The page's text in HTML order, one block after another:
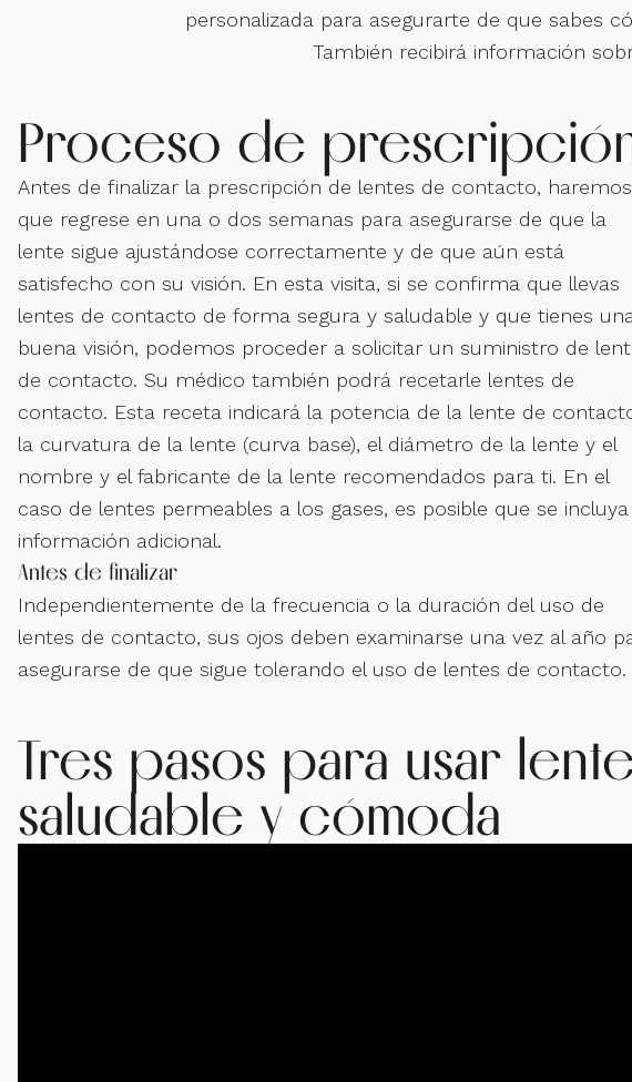
personalizada para asegurarte de que sabes
También recibirá información
Proceso de
Antes de finalizar la prescripción de lentes de contacto, haremos
que regrese en una o dos semanas para asegurarse de que la
lente sigue ajustándose correctamente y de que aún está
satisfecho con su visión. En esta visita, si se confirma que llevas
lentes de contacto de forma segura y saludable y que tienes una
buena visión, podemos proceder a solicitar un suministro de
de contacto. Su médico también podrá recetarle lentes de
contacto. Esta receta indicará la potencia de la lente de
la curvatura de la lente (curva base), el diámetro de la lente y el
nombre y el fabricante de la lente recomendados para ti. En el
caso de lentes permeables a los gases, es posible que se incluya
información adicional.
Antes de finalizar
Independientemente de la frecuencia o la duración del uso de
lentes de contacto, sus ojos deben examinarse una vez al año
asegurarse de que sigue tolerando el uso de lentes de contacto.
Tres pasos para usar
saludable y cómoda